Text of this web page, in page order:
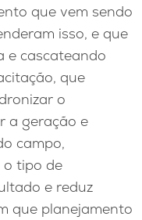
que vem sendo
isso, e que
e cascateando
que
o
a geração e
campo,
o tipo de
e reduz
que planejamento